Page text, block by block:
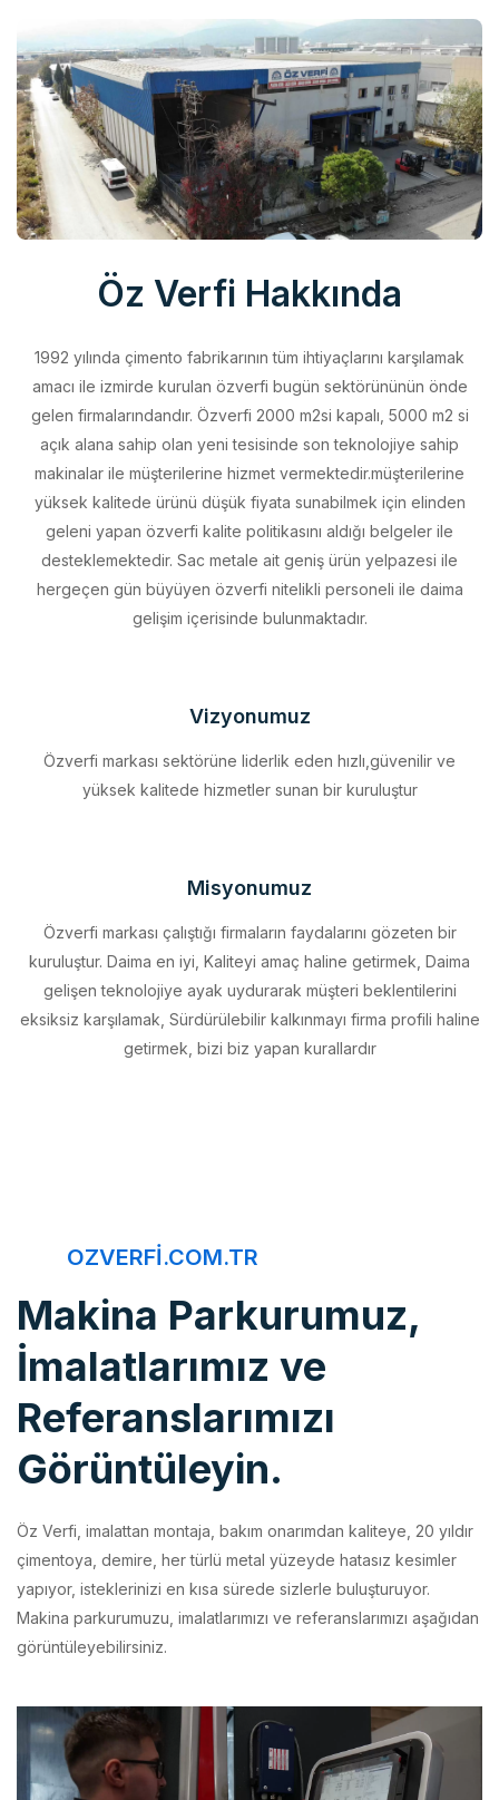
Öz Verfi Hakkında
1992 yılında çimento fabrikarının tüm ihtiyaçlarını karşılamak
gelen firmalarındandır. Özverfi 2000 m2si kapalı, 5000 m2 si
açık alana sahip olan yeni tesisinde son teknolojiye sahip
makinalar ile müşterilerine hizmet vermektedir.müşterilerine
yüksek kalitede ürünü düşük fiyata sunabilmek için elinden
geleni yapan özverfi kalite politikasını aldığı belgeler ile
desteklemektedir. Sac metale ait geniş ürün yelpazesi ile
hergeçen gün büyüyen özverfi nitelikli personeli ile daima
gelişim içerisinde bulunmaktadır.
Özverfi markası sektörüne liderlik eden hızlı,güvenilir ve
Özverfi markası çalıştığı firmaların faydalarını gözeten bir
gelişen teknolojiye ayak uydurarak müşteri beklentilerini
eksiksiz karşılamak, Sürdürülebilir kalkınmayı firma profili haline
getirmek, bizi biz yapan kurallardır
Makina Parkurumuz,
İmalatlarımız ve
Referanslarımızı
Görüntüleyin.
Öz Verfi, imalattan montaja, bakım onarımdan kaliteye, 20 yıldır
yapıyor, isteklerinizi en kısa sürede sizlerle buluşturuyor.
Makina parkurumuzu, imalatlarımızı ve referanslarımızı aşağıdan
görüntüleyebilirsiniz.